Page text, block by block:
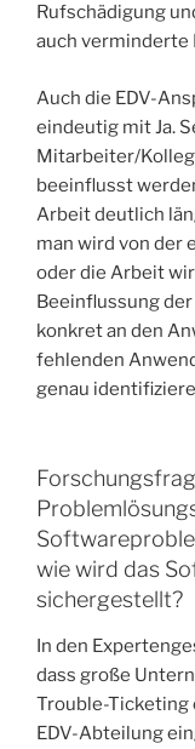
Rufschädigung
auch verminderte
Auch die EDV-
eindeutig mit Ja.
Mitarbeiter/
beeinflusst
Arbeit deutlich
man wird von der
oder die Arbeit
Beeinflussung
konkret an den
fehlenden
genau
wie wird das
sichergestellt?
In den
dass große
Trouble-Ticketing
EDV-Abteilung